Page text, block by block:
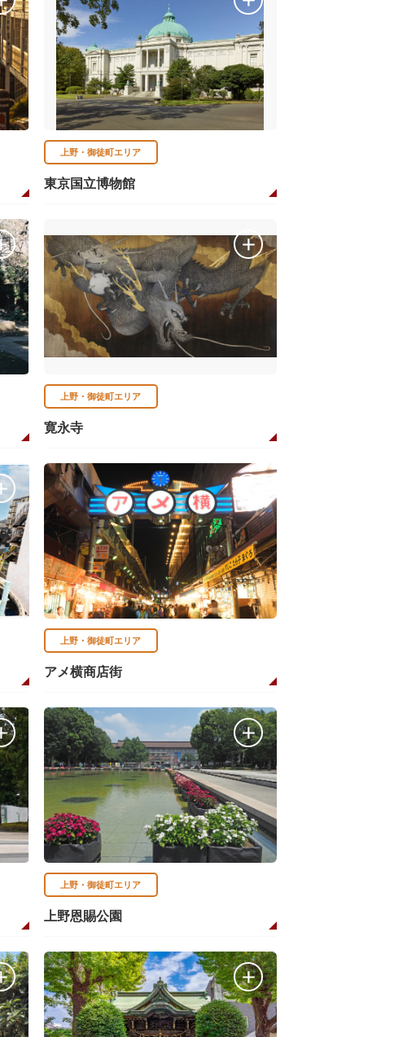
上野・御徒町エリア
東京国立博物館
上野・御徒町エリア
寛永寺
上野・御徒町エリア
アメ横商店街
上野・御徒町エリア
上野恩賜公園